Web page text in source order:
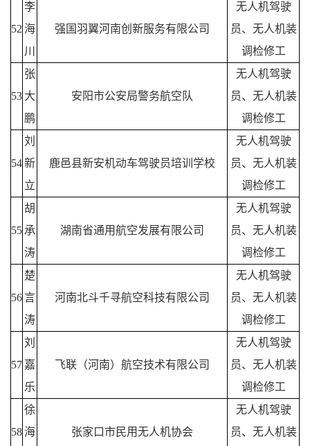
52
李
海
川
强国羽翼河南创新服务有限公司
无人机驾驶
员、无人机装
调检修工
53
张
大
鹏
安阳市公安局警务航空队
无人机驾驶
员、无人机装
调检修工
54
刘
新
立
鹿邑县新安机动车驾驶员培训学校
无人机驾驶
员、无人机装
调检修工
55
胡
承
涛
湖南省通用航空发展有限公司
无人机驾驶
员、无人机装
调检修工
56
楚
言
涛
河南北斗千寻航空科技有限公司
无人机驾驶
员、无人机装
调检修工
57
刘
嘉
乐
飞联（河南）航空技术有限公司
无人机驾驶
员、无人机装
调检修工
58
徐
海
张家口市民用无人机协会
无人机驾驶
员、无人机装